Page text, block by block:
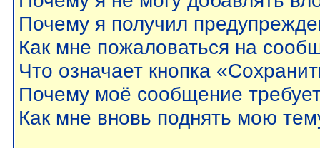
Почему я получил
Как мне пожаловаться на
Что означает кнопка
Почему моё сообщение
Как мне вновь поднять мою